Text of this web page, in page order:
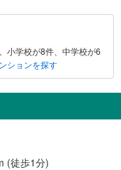
小学校が8件、中学校が6
ションを探す
(徒歩1分)